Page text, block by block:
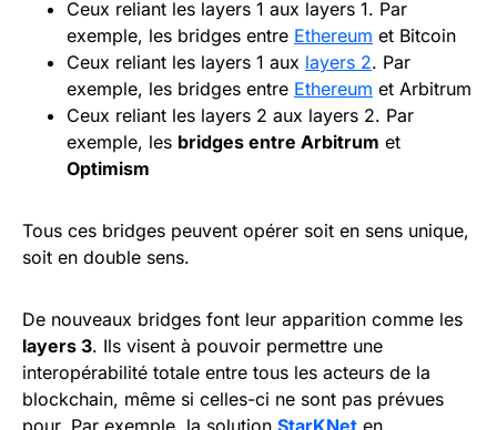
Ceux reliant les layers 1 aux layers 1. Par
exemple, les bridges entre Ethereum et Bitcoin
Ceux reliant les layers 1 aux layers 2. Par
exemple, les bridges entre Ethereum et Arbitrum
Ceux reliant les layers 2 aux layers 2. Par
exemple, les bridges entre Arbitrum et
Optimism
Tous ces bridges peuvent opérer soit en sens unique,
soit en double sens.
De nouveaux bridges font leur apparition comme les
layers 3. Ils visent à pouvoir permettre une
interopérabilité totale entre tous les acteurs de la
blockchain, même si celles-ci ne sont pas prévues